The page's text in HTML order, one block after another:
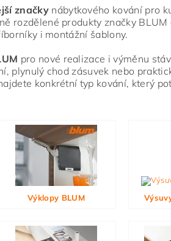
ochrany osobních údajů
značkynábytkového kování pro
rozdělené produkty značky
i montážní šablony.
pro nové realizace i výměnu
plynulý chod zásuvek nebo
konkrétní typ kování, který
Výklopy BLUM